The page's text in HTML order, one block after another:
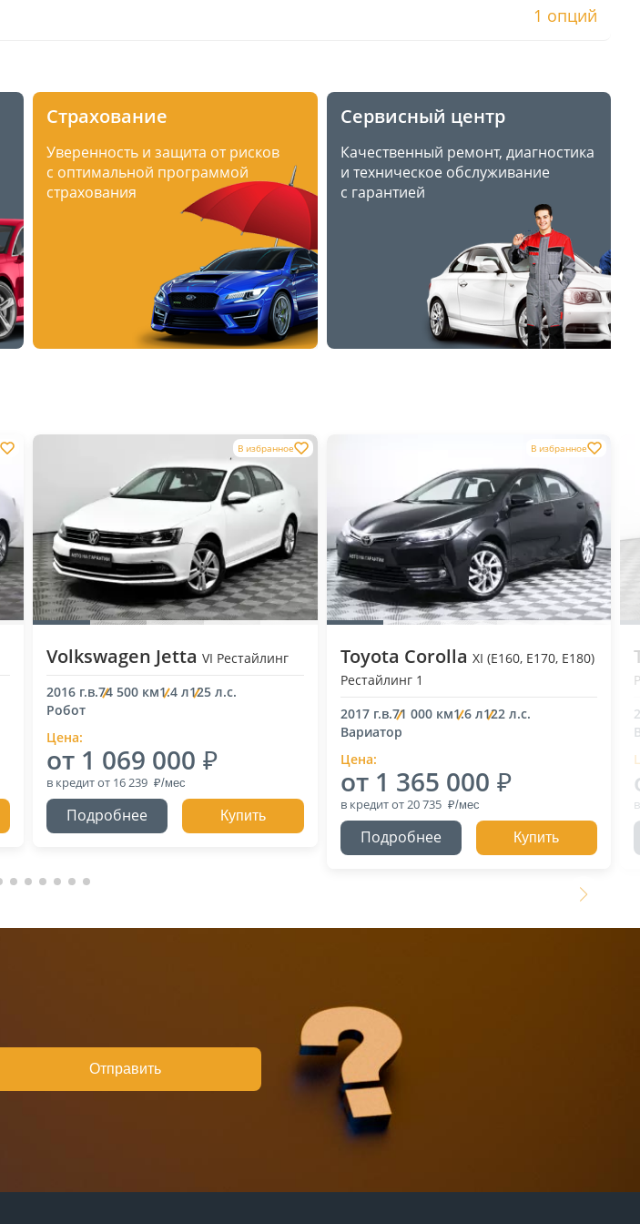
1 опций
Страхование
Уверенность и защита от рисков
с оптимальной программой
страхования
Сервисный центр
Качественный ремонт, диагностика
и техническое обслуживание
с гарантией
В избранное
Volkswagen Jetta VI Рестайлинг
2016 г.в.74 500 км1.4 л125 л.с.
Робот
Цена:
от 1 069 000
в кредитот 16 239
Подробнее Купить
В избранное
Toyota Corolla XI (E160, E170, E180)
Рестайлинг 1
2017 г.в.71 000 км1.6 л122 л.с.
Вариатор
Цена:
от 1 365 000
в кредитот 20 735
Подробнее Купить
Отправить